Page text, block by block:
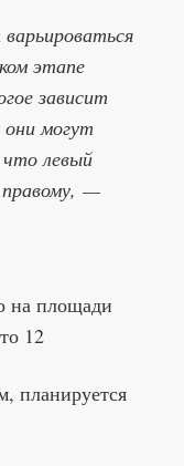
этапе
зависит
они могут
левый
правому, —
планируется